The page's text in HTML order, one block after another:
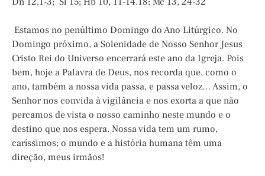
Estamos no penúltimo Domingo do Ano Litúrgico. No
Domingo próximo, a Solenidade de Nosso Senhor Jesus
Cristo Rei do Universo encerrará este ano da Igreja. Pois
bem, hoje a Palavra de Deus, nos recorda que, como o
ano, também a nossa vida passa, e passa veloz… Assim, o
Senhor nos convida à vigilância e nos exorta a que não
percamos de vista o nosso caminho neste mundo e o
destino que nos espera. Nossa vida tem um rumo,
caríssimos; o mundo e a história humana têm uma
direção, meus irmãos!